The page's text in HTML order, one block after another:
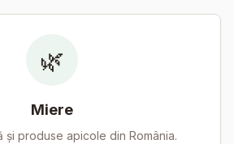
🌿
Miere
și produse apicole din România.